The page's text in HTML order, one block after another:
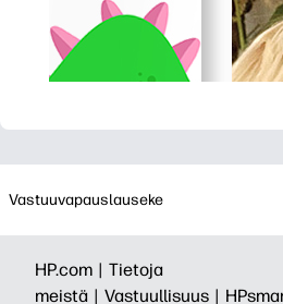
Vastuuvapauslauseke
HP.com | Tietoja
meistä | Vastuullisuus |